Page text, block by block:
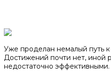
Уже проделан немалый путь
Достижений почти нет, иной
недостаточно эффективными.